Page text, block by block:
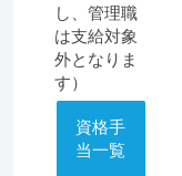
し、管理職
は支給対象
外となりま
す）
資格手
当一覧